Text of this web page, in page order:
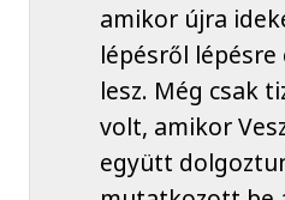
amikor újra
lépésről
lesz. Még csak
volt, amikor
együtt